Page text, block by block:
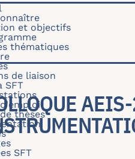
principale
et objectifs
thématiques
de liaison
SFT
thèses
SFT